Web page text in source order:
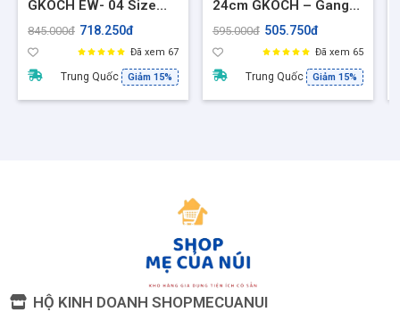
GKÖCH EW- 04 Size
25cm nắp kính - Tỏa
dính, phù hợp mọi loại
bếp
845.000đ 718.250đ
Đã xem 67
Trung Quốc Giảm 15%
24cm GKOCH – Gang
Đúc Nguyên Khối, Dùng
Lâu, EFP-08B
595.000đ 505.750đ
Đã xem 65
Trung Quốc Giảm 15%
HỘ KINH DOANH SHOPMECUANUI